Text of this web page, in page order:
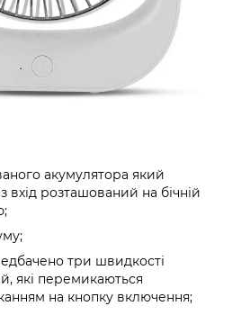
акумулятора який
вхід розташований на бічній
три швидкості
які перемикаються
на кнопку включення;